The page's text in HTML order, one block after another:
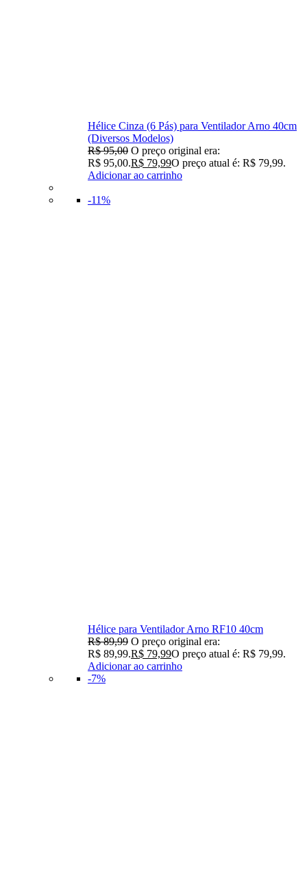
Hélice Cinza (6 Pás) para Ventilador Arno 40cm
(Diversos Modelos)
R$95,00 O preço original era:
R$ 95,00.R$ 79,99O preço atual é: R$ 79,99.
Adicionar ao carrinho
-11%
Hélice para Ventilador Arno RF10 40cm
R$89,99 O preço original era:
R$ 89,99.R$ 79,99O preço atual é: R$ 79,99.
Adicionar ao carrinho
-7%